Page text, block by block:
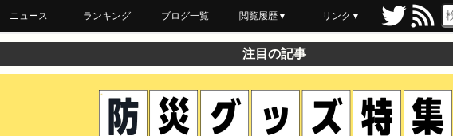
ニュース ランキング ブログ一覧 閲覧履歴▼
最近読んだ
あとで読む
ブックマーク
リンク▼
注目の記事